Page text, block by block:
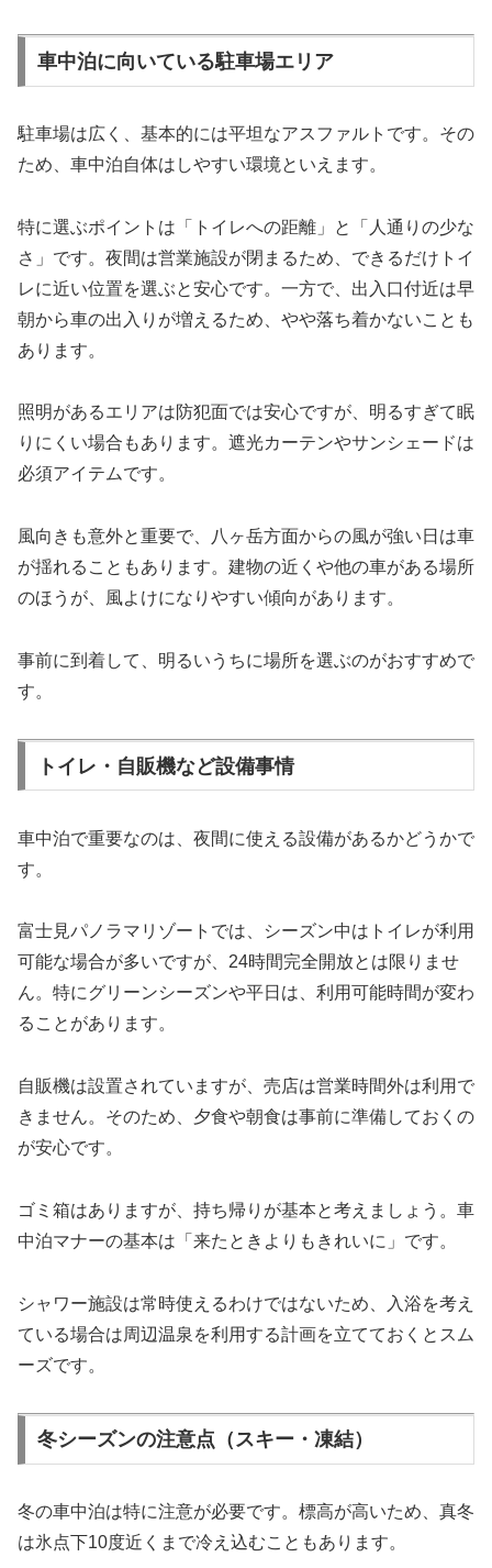
車中泊に向いている駐車場エリア
駐車場は広く、基本的には平坦なアスファルトです。その
ため、車中泊自体はしやすい環境といえます。
特に選ぶポイントは「トイレへの距離」と「人通りの少な
さ」です。夜間は営業施設が閉まるため、できるだけトイ
レに近い位置を選ぶと安心です。一方で、出入口付近は早
朝から車の出入りが増えるため、やや落ち着かないことも
あります。
照明があるエリアは防犯面では安心ですが、明るすぎて眠
りにくい場合もあります。遮光カーテンやサンシェードは
必須アイテムです。
風向きも意外と重要で、八ヶ岳方面からの風が強い日は車
が揺れることもあります。建物の近くや他の車がある場所
のほうが、風よけになりやすい傾向があります。
事前に到着して、明るいうちに場所を選ぶのがおすすめで
す。
トイレ・自販機など設備事情
車中泊で重要なのは、夜間に使える設備があるかどうかで
す。
富士見パノラマリゾートでは、シーズン中はトイレが利用
可能な場合が多いですが、24時間完全開放とは限りませ
ん。特にグリーンシーズンや平日は、利用可能時間が変わ
ることがあります。
自販機は設置されていますが、売店は営業時間外は利用で
きません。そのため、夕食や朝食は事前に準備しておくの
が安心です。
ゴミ箱はありますが、持ち帰りが基本と考えましょう。車
中泊マナーの基本は「来たときよりもきれいに」です。
シャワー施設は常時使えるわけではないため、入浴を考え
ている場合は周辺温泉を利用する計画を立てておくとスム
ーズです。
冬シーズンの注意点（スキー・凍結）
冬の車中泊は特に注意が必要です。標高が高いため、真冬
は氷点下10度近くまで冷え込むこともあります。